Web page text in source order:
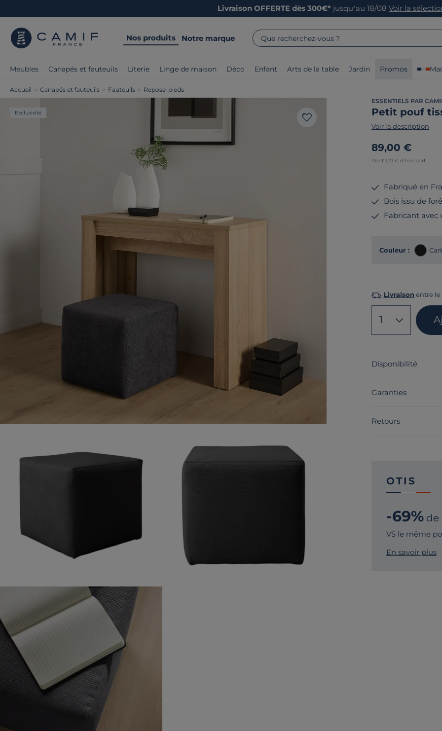
Livraison OFFERTE dès 300€* jusqu’au 18/08 Voir la
Nos produits Notre marque Que recherchez-vous ?
Meubles Canapés et fauteuils Literie Linge de maison Déco Enfant Arts de la table Jardin Promos
Accueil > Canapés et fauteuils > Fauteuils > Repose-pieds
Exclusivité
ESSENTIELS PAR
Petit pouf
Voir la description
89,00 €
Dont 1,21 € d'éco-part
Fabriqué en
Bois issu de
Fabricant avec
Couleur :
Livraison entre le
1
Disponibilité
Garanties
Retours
OTIS
-69%de
VS le même
En savoir plus